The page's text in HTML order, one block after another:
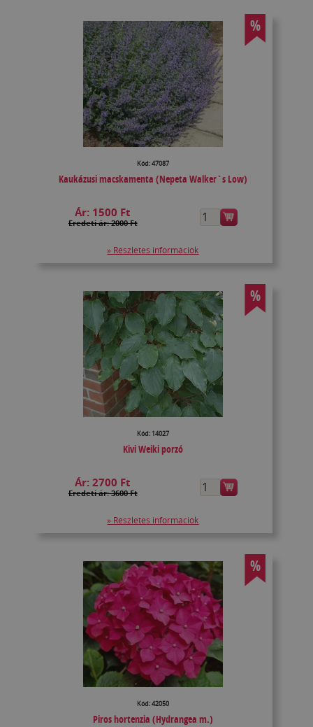
%
Kód: 47087
Kaukázusi macskamenta (Nepeta Walker`s Low)
Ár: 1500 Ft
Eredeti ár: 2000 Ft
» Részletes információk
%
Kód: 14027
Kivi Weiki porzó
Ár:2700 Ft
Eredeti ár: 3600 Ft
» Részletes információk
%
Kód: 42050
Piros hortenzia (Hydrangea m.)